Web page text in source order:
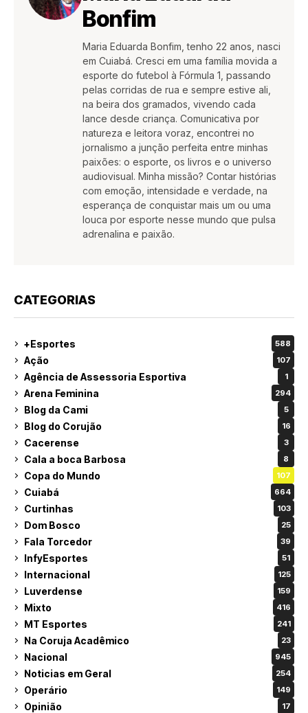
Bonfim
Maria Eduarda Bonfim, tenho 22 anos, nasci
em Cuiabá. Cresci em uma família movida a
esporte do futebol à Fórmula 1, passando
pelas corridas de rua e sempre estive ali,
na beira dos gramados, vivendo cada
lance desde criança. Comunicativa por
natureza e leitora voraz, encontrei no
jornalismo a junção perfeita entre minhas
paixões: o esporte, os livros e o universo
audiovisual. Minha missão? Contar histórias
com emoção, intensidade e verdade, na
esperança de conquistar mais um ou uma
louca por esporte nesse mundo que pulsa
adrenalina e paixão.
CATEGORIAS
+Esportes 588
Ação 107
Agência de Assessoria Esportiva 1
Arena Feminina 294
Blog da Cami 5
Blog do Corujão 16
Cacerense 3
Cala a boca Barbosa 8
Copa do Mundo 107
Cuiabá 664
Curtinhas 103
Dom Bosco 25
Fala Torcedor 39
InfyEsportes 51
Internacional 125
Luverdense 159
Mixto 416
MT Esportes 241
Na Coruja Acadêmico 23
Nacional 945
Noticias em Geral 254
Operário 149
Opinião 17